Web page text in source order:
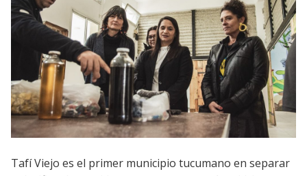
Tafí Viejo es el primer municipio tucumano en separar